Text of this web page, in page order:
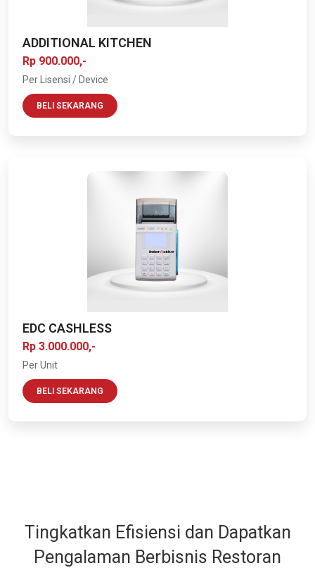
ADDITIONAL KITCHEN
Rp 900.000,-
Per Lisensi / Device
BELI SEKARANG
EDC CASHLESS
Rp 3.000.000,-
Per Unit
BELI SEKARANG
Tingkatkan Efisiensi dan Dapatkan
Pengalaman Berbisnis Restoran